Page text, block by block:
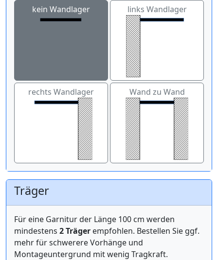
kein Wandlager links Wandlager
rechts Wandlager Wand zu Wand
Träger
Für eine Garnitur der Länge 100 cm werden
mindestens 2 Träger empfohlen. Bestellen Sie ggf.
mehr für schwerere Vorhänge und
Montageuntergrund mit wenig Tragkraft.